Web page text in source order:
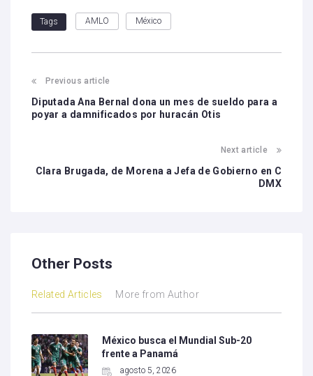
Tags AMLO México
Previous article
Diputada Ana Bernal dona un mes de sueldo para a
poyar a damnificados por huracán Otis
Next article
Clara Brugada, de Morena a Jefa de Gobierno en C
DMX
Other Posts
Related Articles More from Author
México busca el Mundial Sub-20
frente a Panamá
agosto 5, 2026